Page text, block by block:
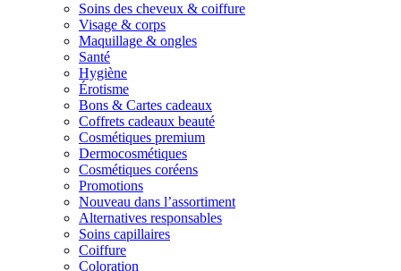
Soins des cheveux & coiffure
Visage & corps
Maquillage & ongles
Santé
Hygiène
Érotisme
Bons & Cartes cadeaux
Coffrets cadeaux beauté
Cosmétiques premium
Dermocosmétiques
Cosmétiques coréens
Promotions
Nouveau dans l’assortiment
Alternatives responsables
Soins capillaires
Coiffure
Coloration